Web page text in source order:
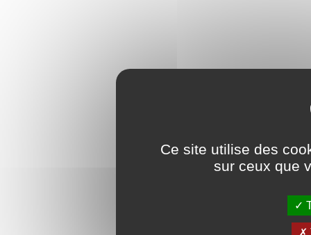
Ce site utilise des
sur ceux que